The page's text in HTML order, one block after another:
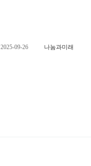
2025-09-26 나눔과미래